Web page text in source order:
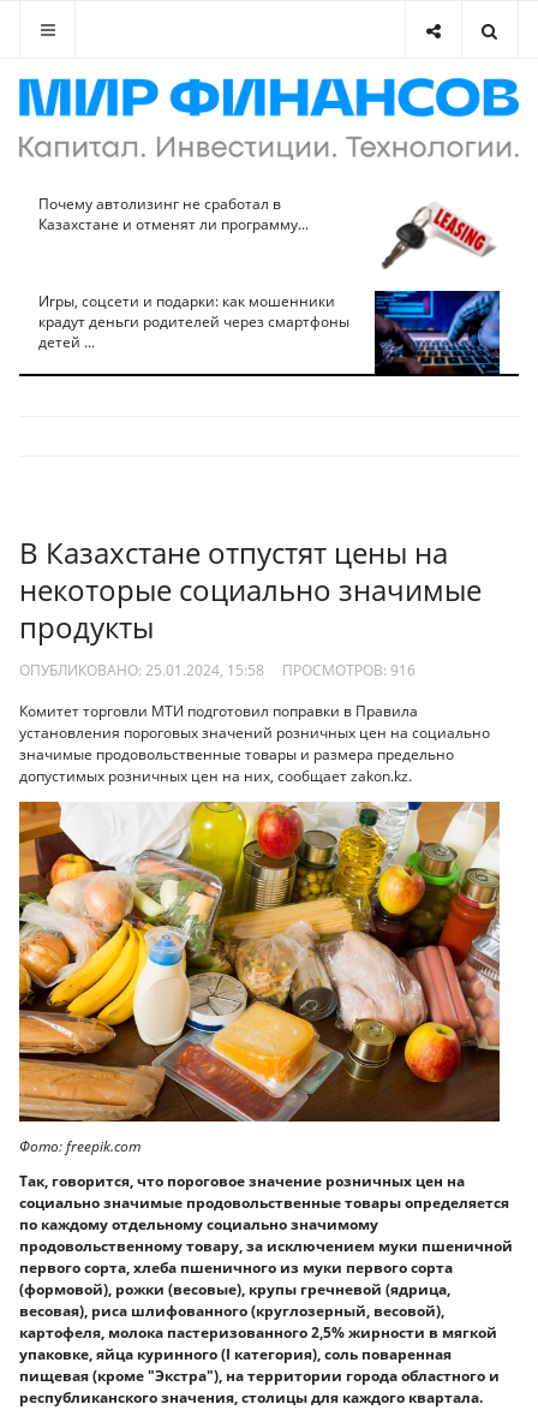
Почему автолизинг не сработал в
Казахстане и отменят ли программу...
Игры, соцсети и подарки: как мошенники
крадут деньги родителей через смартфоны
детей ...
В Казахстане отпустят цены на
некоторые социально значимые
продукты
ОПУБЛИКОВАНО: 25.01.2024, 15:58 ПРОСМОТРОВ: 916
Комитет торговли МТИ подготовил поправки в Правила
установления пороговых значений розничных цен на социально
значимые продовольственные товары и размера предельно
допустимых розничных цен на них, сообщает zakon.kz.
Фото: freepik.com
Так, говорится, что пороговое значение розничных цен на
социально значимые продовольственные товары определяется
по каждому отдельному социально значимому
продовольственному товару, за исключением муки пшеничной
первого сорта, хлеба пшеничного из муки первого сорта
(формовой), рожки (весовые), крупы гречневой (ядрица,
весовая), риса шлифованного (круглозерный, весовой),
картофеля, молока пастеризованного 2,5% жирности в мягкой
упаковке, яйца куринного (I категория), соль поваренная
пищевая (кроме "Экстра"), на территории города областного и
республиканского значения, столицы для каждого квартала.